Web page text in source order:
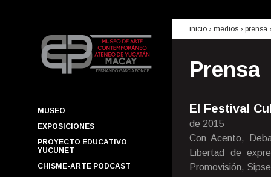
MUSEO
EXPOSICIONES
PROYECTO EDUCATIVO
YUCUNET
CHISME-ARTE PODCAST
inicio › medios › prensa
Prensa
El Festival
de 2015
Con Acento,
Libertad de
Promovisión,